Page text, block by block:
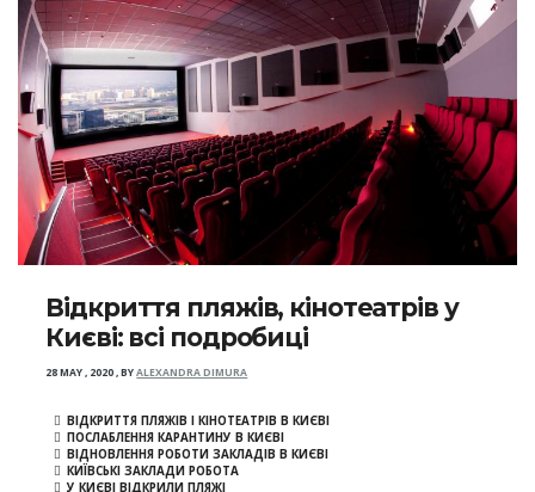
Відкриття пляжів, кінотеатрів у
Києві: всі подробиці
28 MAY , 2020,BYALEXANDRA DIMURA
ВІДКРИТТЯ ПЛЯЖІВ І КІНОТЕАТРІВ В КИЄВІ
ПОСЛАБЛЕННЯ КАРАНТИНУ В КИЄВІ
ВІДНОВЛЕННЯ РОБОТИ ЗАКЛАДІВ В КИЄВІ
КИЇВСЬКІ ЗАКЛАДИ РОБОТА
У КИЄВІ ВІДКРИЛИ ПЛЯЖІ